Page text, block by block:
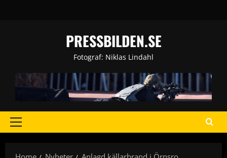
PRESSBILDEN.SE
Fotograf: Niklas Lindahl
Primary